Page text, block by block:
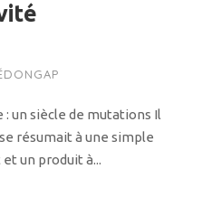
: un siècle de mutations Il
résumait à une simple
un produit à...